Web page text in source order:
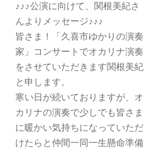
♪♪♪公演に向けて、関根美紀さ
んよりメッセージ♪♪♪
皆さま！「久喜市ゆかりの演奏
家」コンサートでオカリナ演奏
をさせていただきます関根美紀
と申します。
寒い日が続いておりますが、オ
カリナの演奏で少しでも皆さま
に暖かい気持ちになっていただ
けたらと仲間一同一生懸命準備